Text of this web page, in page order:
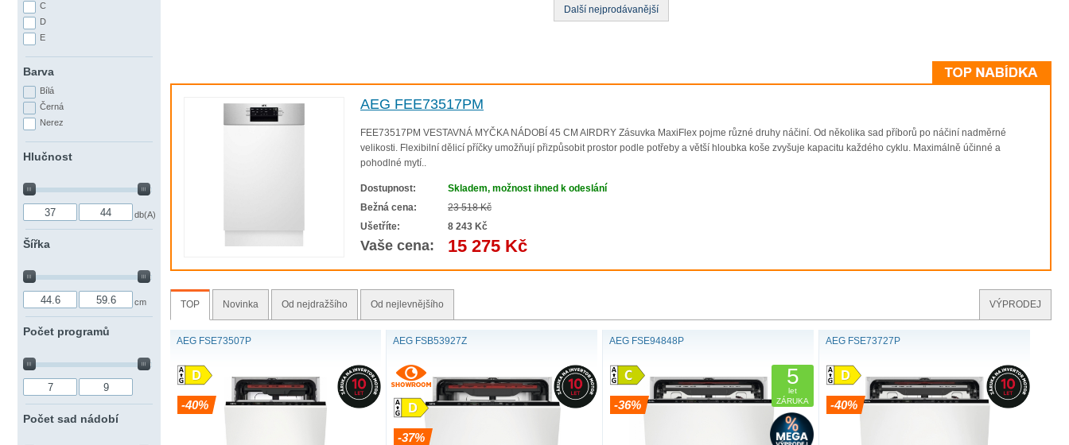
Objevte ty nejlepší vestavné myčky nádobí v naší nabídce prostřednictvím našeho voliče řad. Máme pro vás vše, co potřebujete: od řady 9000 se
JAK VYBRAT MYČKU NÁDOBÍ
Nevíte si rady s výběrem nové myčky nádobí? Pomůžeme vám. Náš videoprůvodce vám vysvětlí nejdůležitější funkce a poradí, na které parametry se
Další nejprodávanější
AEG FEE73517PM
FEE73517PM VESTAVNÁ MYČKA NÁDOBÍ 45 CM AIRDRY Zásuvka MaxiFlex pojme různé druhy náčiní. Od několika sad příborů po náčiní nadměrné
velikosti. Flexibilní dělicí příčky umožňují přizpůsobit prostor podle potřeby a větší hloubka koše zvyšuje kapacitu každého cyklu. Maximálně účinné a
pohodlné mytí..
Dostupnost:
Skladem, možnost ihned k odeslání
Bežná cena:
23 518 Kč
Ušetříte:
8 243 Kč
Vaše cena: 15 275 Kč
TOP Novinka Od nejdražšího Od nejlevnějšího VÝPRODEJ
AEG FSE73507P
-40%
AEG FSB53927Z
-37%
AEG FSE94848P
-36%
5
let
ZÁRUKA
AEG FSE73727P
-40%
C
D
E
Barva
Bílá
Černá
Nerez
Hlučnost
db(A)
Šířka
cm
Počet programů
Počet sad nádobí